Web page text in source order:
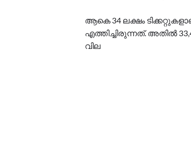
ആകെ 34 ലക്ഷം
എത്തിച്ചിരുന്നത്. അതില്‍
വില